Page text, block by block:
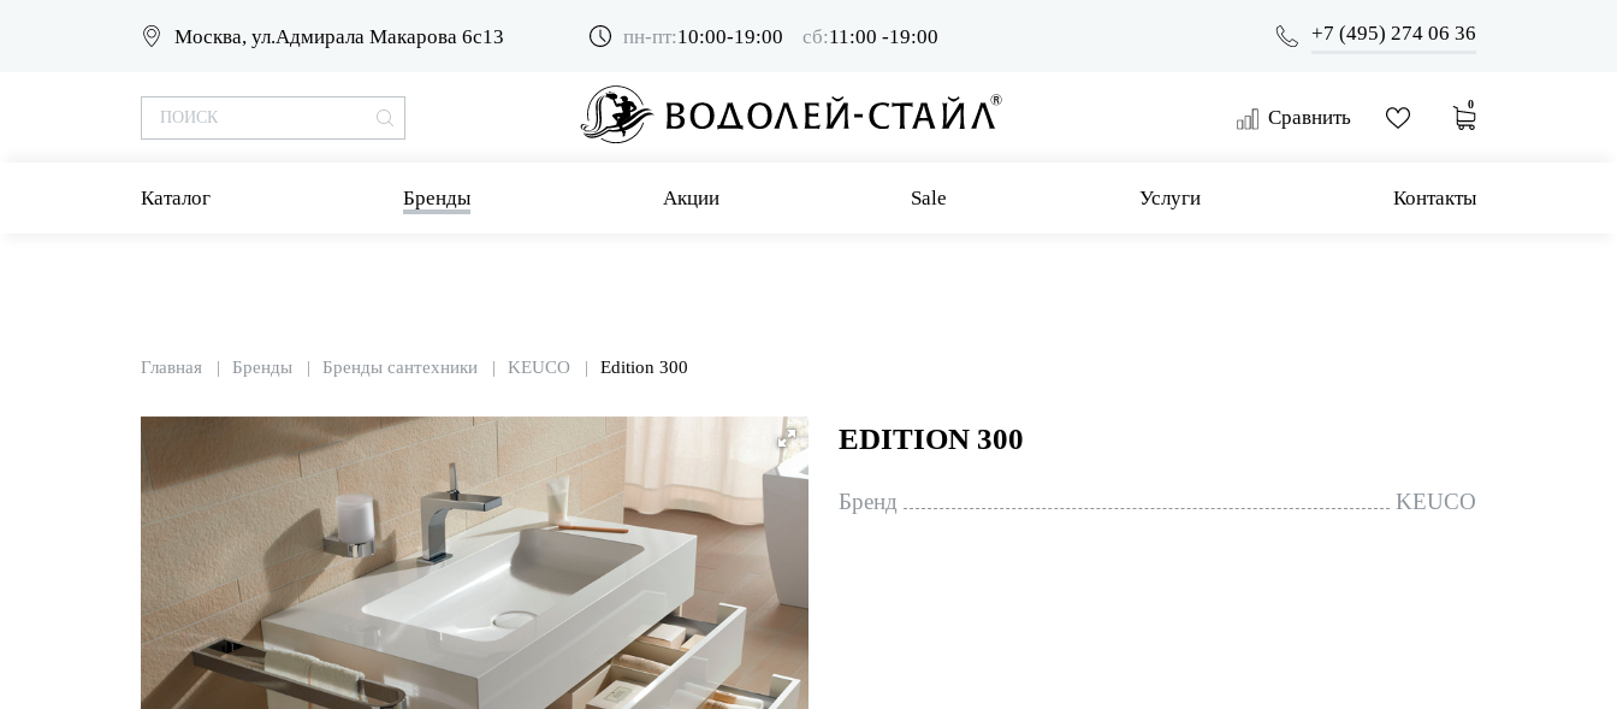
Москва, ул.Адмирала Макарова 6с13 пн-пт:10:00-19:00 сб:11:00 -19:00 +7 (495) 274 06 36
Сравнить
0
Каталог Бренды Акции Sale Услуги Контакты
Главная Бренды Бренды сантехники KEUCO Edition 300
EDITION 300
Бренд KEUCO